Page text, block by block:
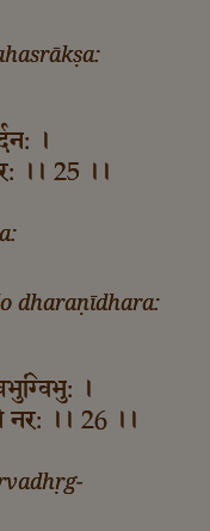
।
।। 25 ।।
dharaṇīdhara:
।
नर: ।। 26 ।।